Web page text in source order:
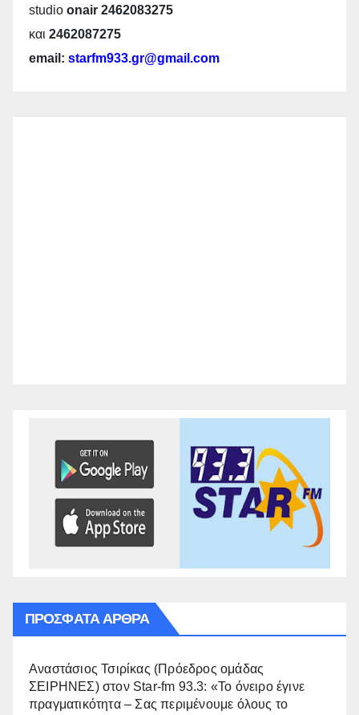
studio onair 2462083275
και 2462087275
email: starfm933.gr@gmail.com
ΠΡΌΣΦΑΤΑ ΆΡΘΡΑ
Αναστάσιος Τσιρίκας (Πρόεδρος ομάδας
ΣΕΙΡΗΝΕΣ) στον Star-fm 93.3: «Το όνειρο έγινε
πραγματικότητα – Σας περιμένουμε όλους το